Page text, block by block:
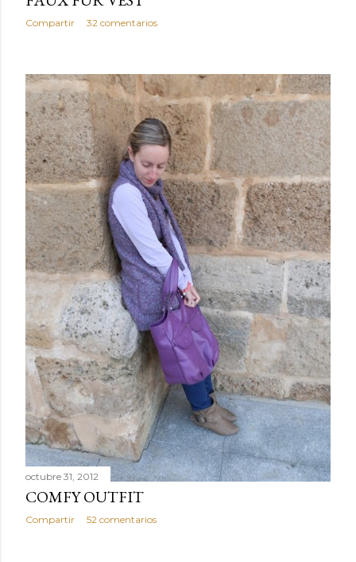
Compartir 32 comentarios
octubre 31, 2012
COMFY OUTFIT
Compartir 52 comentarios